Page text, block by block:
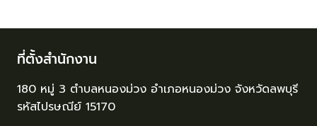
ที่ตั้งสำนักงาน
180 หมู่ 3 ตำบลหนองม่วง อำเภอหนองม่วง จังหวัดลพบุรี
รหัสไปรษณีย์ 15170